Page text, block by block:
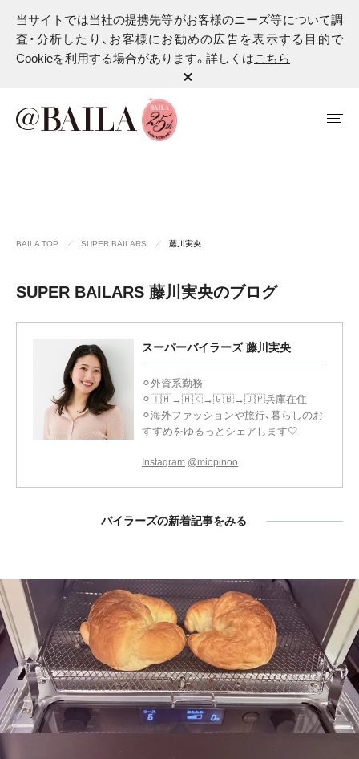
当サイトでは当社の提携先等がお客様のニーズ等について調
査・分析したり、お客様にお勧めの広告を表示する目的で
Cookieを利用する場合があります。詳しくはこちら
BAILA TOP SUPER BAILARS 藤川実央
SUPER BAILARS 藤川実央のブログ
スーパーバイラーズ 藤川実央
⚪︎外資系勤務
⚪︎🇹🇭→🇭🇰→🇬🇧→🇯🇵兵庫在住
⚪︎海外ファッションや旅行、暮らしのお
すすめをゆるっとシェアします🤍
Instagram @miopinoo
バイラーズの新着記事をみる